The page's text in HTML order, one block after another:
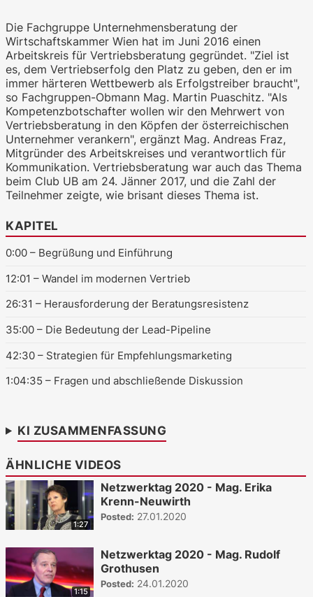
Die Fachgruppe Unternehmensberatung der
Wirtschaftskammer Wien hat im Juni 2016 einen
Arbeitskreis für Vertriebsberatung gegründet. "Ziel ist
es, dem Vertriebserfolg den Platz zu geben, den er im
immer härteren Wettbewerb als Erfolgstreiber braucht",
so Fachgruppen-Obmann Mag. Martin Puaschitz. "Als
Kompetenzbotschafter wollen wir den Mehrwert von
Vertriebsberatung in den Köpfen der österreichischen
Unternehmer verankern", ergänzt Mag. Andreas Fraz,
Mitgründer des Arbeitskreises und verantwortlich für
Kommunikation. Vertriebsberatung war auch das Thema
beim Club UB am 24. Jänner 2017, und die Zahl der
Teilnehmer zeigte, wie brisant dieses Thema ist.
KAPITEL
0:00 – Begrüßung und Einführung
12:01 – Wandel im modernen Vertrieb
26:31 – Herausforderung der Beratungsresistenz
35:00 – Die Bedeutung der Lead-Pipeline
42:30 – Strategien für Empfehlungsmarketing
1:04:35 – Fragen und abschließende Diskussion
KI ZUSAMMENFASSUNG
ÄHNLICHE VIDEOS
1:27
Netzwerktag 2020 - Mag. Erika
Krenn-Neuwirth
Posted: 27.01.2020
1:15
Netzwerktag 2020 - Mag. Rudolf
Grothusen
Posted: 24.01.2020
WKO.tv KI (lokales LLM gemma-4-
26b-a4b-it, Blackwell)